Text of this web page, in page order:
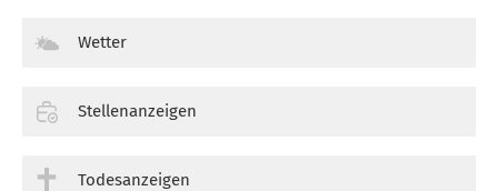
Wetter
Stellenanzeigen
Todesanzeigen